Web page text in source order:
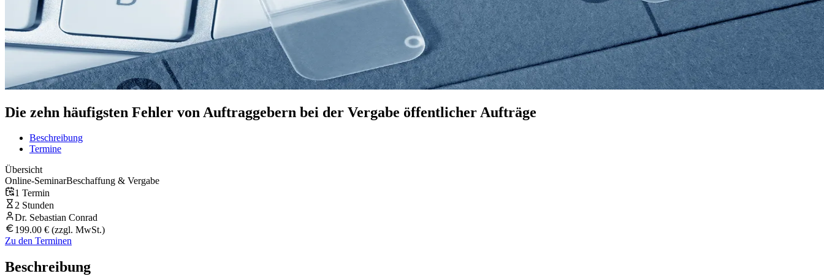
Die zehn häufigsten Fehler von Auftraggebern bei der Vergabe öffentlicher Aufträge
Beschreibung
Termine
Übersicht
Online-SeminarBeschaffung & Vergabe
1 Termin
2 Stunden
Dr. Sebastian Conrad
199.00 € (zzgl. MwSt.)
Zu den Terminen
Beschreibung